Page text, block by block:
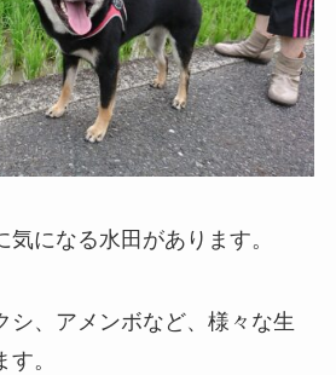
になる水田があります。
シ、アメンボなど、様々な生
。